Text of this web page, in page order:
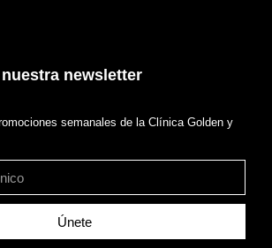
newsletter
semanales de la Clínica Golden y
Únete